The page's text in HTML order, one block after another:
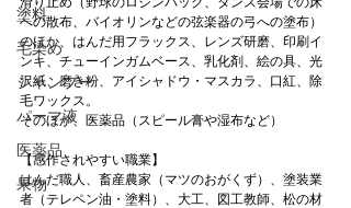
塗料
毛染め
シャンプー
パーマ液
医薬品
果物
への散布、バイオリンなどの弦楽器の弓への塗布）
のほか、はんだ用フラックス、レンズ研磨、印刷イ
ンキ、チューインガムベース、乳化剤、絵の具、光
沢紙、磨き粉、アイシャドウ・マスカラ、口紅、除
毛ワックス。
そのほか、医薬品（スピール膏や湿布など）
【感作されやすい職業】
はんだ職人、畜産農家（マツのおがくず）、塗装業
者（テレペン油・塗料）、大工、図工教師、松の材